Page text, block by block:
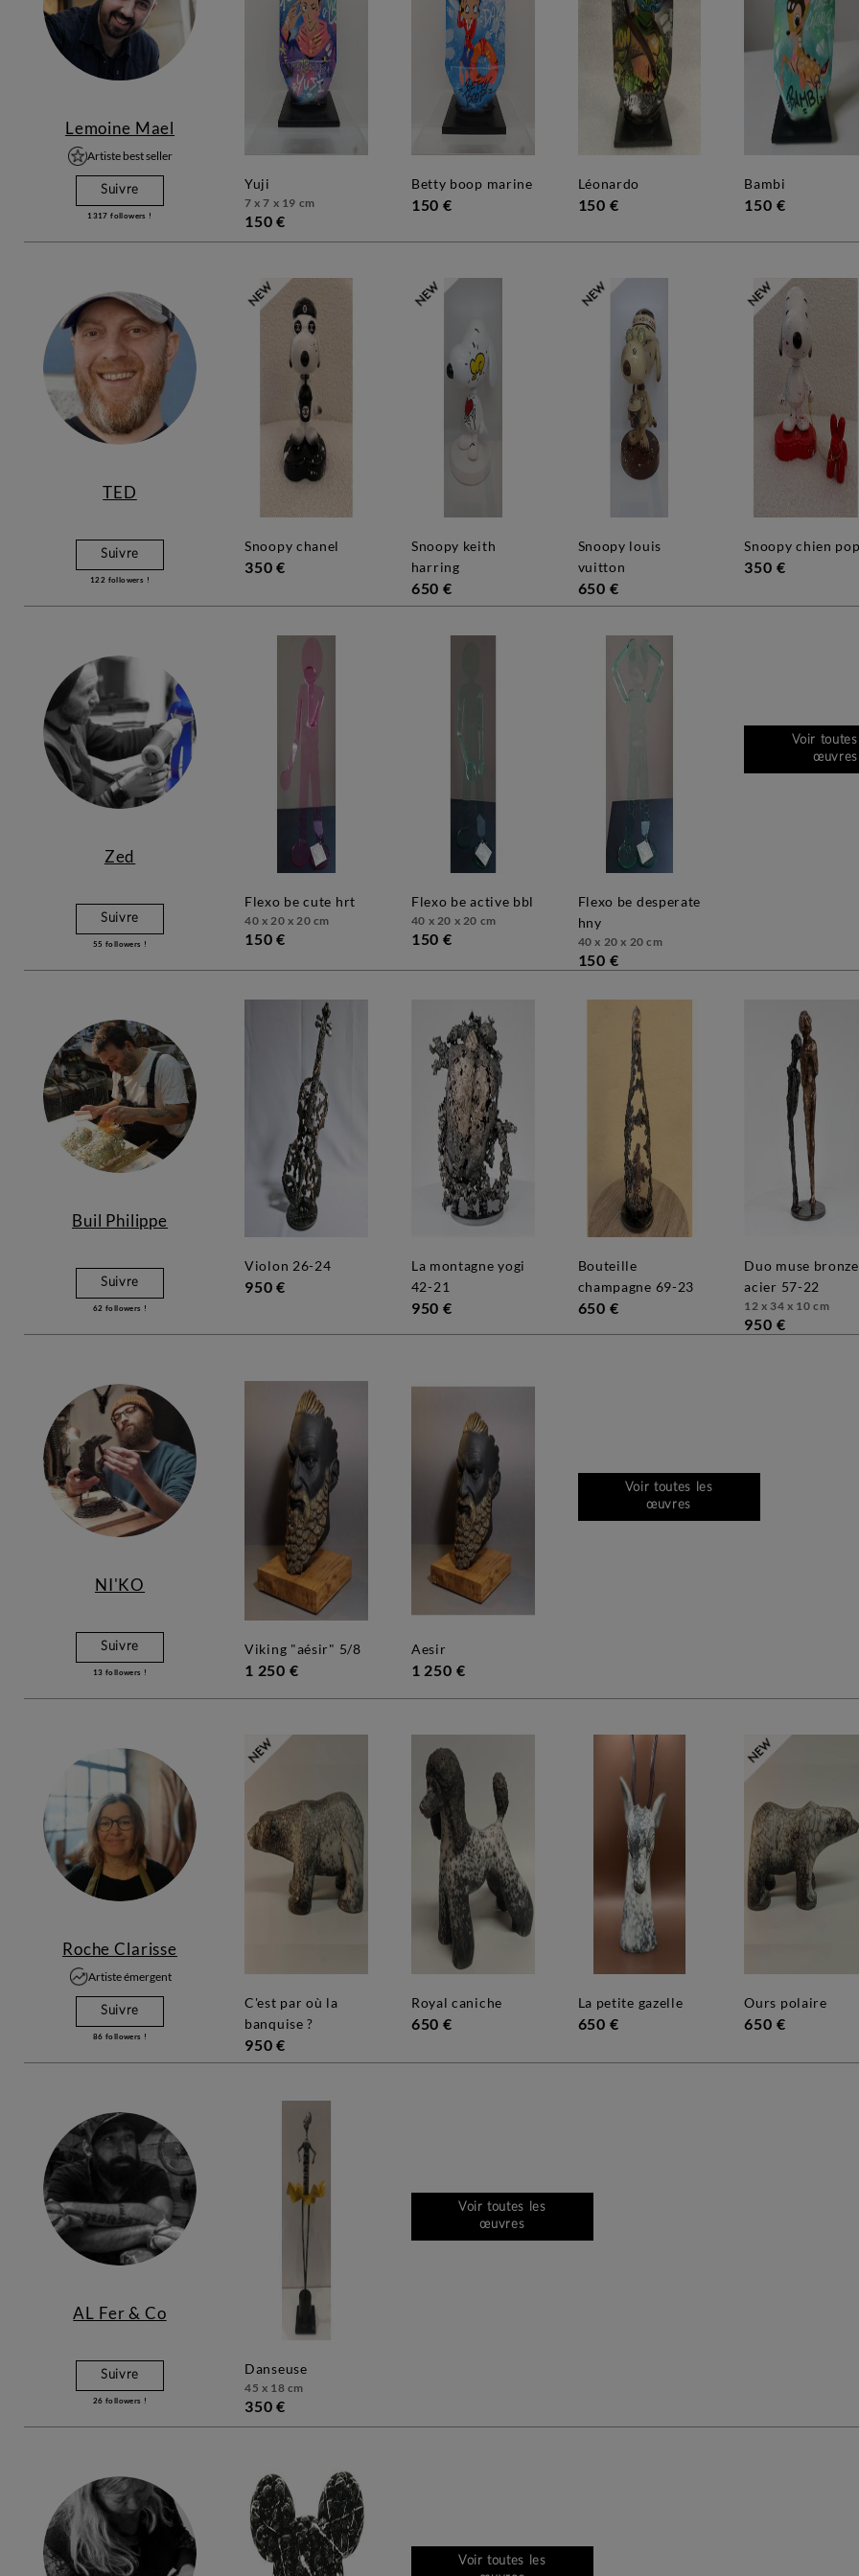
Lemoine Mael
Artiste best seller
Suivre
1317 followers !
yuji
7 x 7 x 19 cm
150 €
betty boop marine
150 €
léonardo
150 €
bambi
150 €
TED
Suivre
122 followers !
snoopy chanel
350 €
snoopy keith
harring
650 €
snoopy louis
vuitton
650 €
snoopy chien pop
350 €
Zed
Suivre
55 followers !
flexo be cute hrt
40 x 20 x 20 cm
150 €
flexo be active bbl
40 x 20 x 20 cm
150 €
flexo be desperate
hny
40 x 20 x 20 cm
150 €
Voir
œuvres
Buil Philippe
Suivre
62 followers !
violon 26-24
950 €
la montagne yogi
42-21
950 €
bouteille
champagne 69-23
650 €
duo muse bronze
acier 57-22
12 x 34 x 10 cm
950 €
NI'KO
Suivre
13 followers !
viking "aésir" 5/8
1 250 €
aesir
1 250 €
Voir toutes les
œuvres
Roche Clarisse
Artiste émergent
Suivre
86 followers !
c'est par où la
banquise ?
950 €
royal caniche
650 €
la petite gazelle
650 €
ours polaire
650 €
AL Fer & Co
Suivre
26 followers !
danseuse
45 x 18 cm
350 €
Voir toutes les
œuvres
Voir toutes les